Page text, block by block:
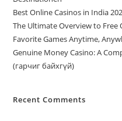
Best Online Casinos in India
The Ultimate Overview to Free
Favorite Games Anytime,
Genuine Money Casino: A
(гарчиг байхгүй)
Recent Comments